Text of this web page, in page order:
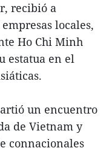
recibió a
locales,
Ho Chi Minh
estatua en el
un encuentro
de Vietnam y
connacionales